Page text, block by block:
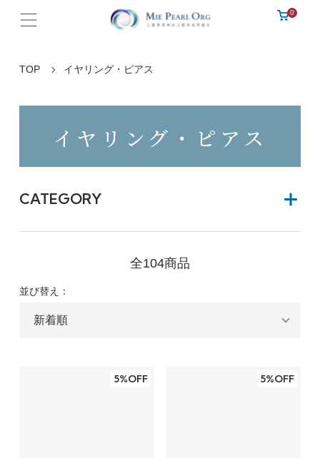
0
TOP イヤリング・ピアス
イヤリング・ピアス
CATEGORY
全104商品
並び替え：
5%OFF 5%OFF